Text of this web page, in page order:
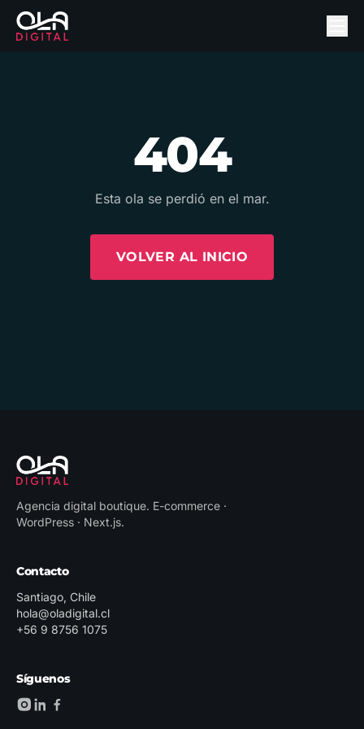
404
Esta ola se perdió en el mar.
VOLVER AL INICIO
Agencia digital boutique. E-commerce ·
WordPress · Next.js.
Contacto
Santiago, Chile
hola@oladigital.cl
+56 9 8756 1075
Síguenos